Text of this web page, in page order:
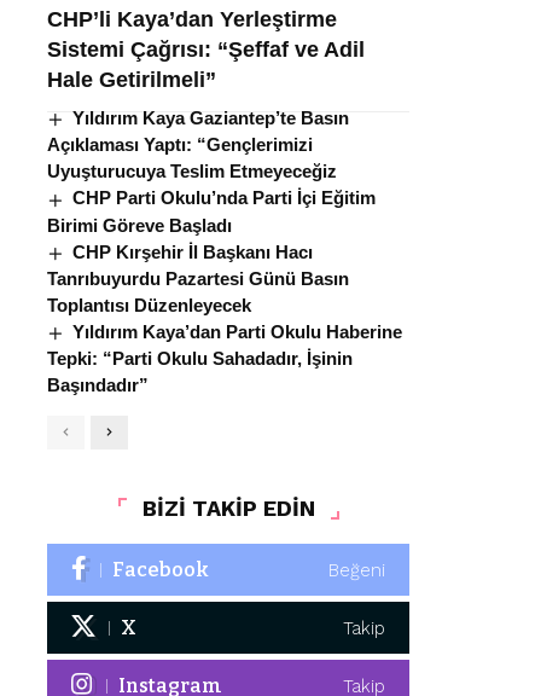
CHP’li Kaya’dan Yerleştirme
Sistemi Çağrısı: “Şeffaf ve Adil
Hale Getirilmeli”
Yıldırım Kaya Gaziantep’te Basın
Açıklaması Yaptı: “Gençlerimizi
Uyuşturucuya Teslim Etmeyeceğiz
CHP Parti Okulu’nda Parti İçi Eğitim
Birimi Göreve Başladı
CHP Kırşehir İl Başkanı Hacı
Tanrıbuyurdu Pazartesi Günü Basın
Toplantısı Düzenleyecek
Yıldırım Kaya’dan Parti Okulu Haberine
Tepki: “Parti Okulu Sahadadır, İşinin
Başındadır”
BİZİ TAKİP EDİN
Facebook Beğeni
X Takip
Instagram Takip